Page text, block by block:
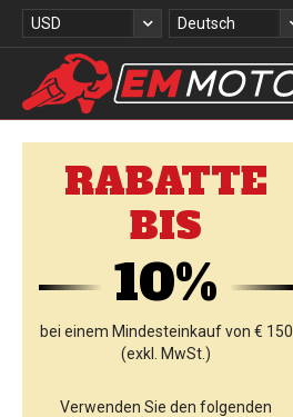
Zum
Inhalt
Währung
USD Sprache
Deutsch
RABATTE
BIS
10%
bei einem Mindesteinkauf von € 150
(exkl. MwSt.)
Verwenden Sie den folgenden